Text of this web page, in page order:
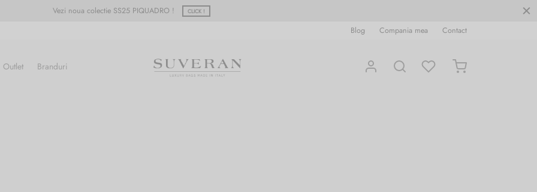
Vezi noua colectie SS25 PIQUADRO ! CLICK !
Blog Compania mea Contact
Outlet Branduri